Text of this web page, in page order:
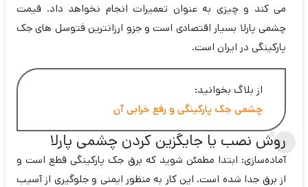
می کند و چیزی به عنوان تعمیرات انجام نخواهد داد. قیمت
چشمی پارلا بسیار اقتصادی است و جزو ارزانترین فتوسل های جک
پارکینگی در ایران است.
از بلاگ بخوانید:
چشمی جک پارکینگی و رفع خرابی آن
روش نصب یا جایگزین کردن چشمی پارلا
آماده‌سازی: ابتدا مطمئن شوید که برق جک پارکینگی قطع است و
از برق جدا شده است. این کار به منظور ایمنی و جلوگیری از آسیب